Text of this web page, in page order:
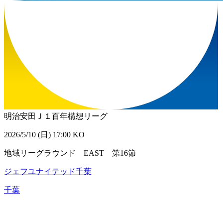
明治安田Ｊ１百年構想リーグ
2026/5/10 (日) 17:00 KO
地域リーグラウンド EAST 第16節
ジェフユナイテッド千葉
千葉